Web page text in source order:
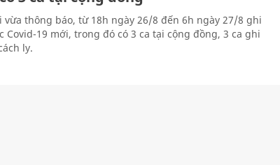
vừa thông báo, từ 18h ngày 26/8 đến 6h ngày 27/8 ghi
Covid-19 mới, trong đó có 3 ca tại cộng đồng, 3 ca ghi
ly.